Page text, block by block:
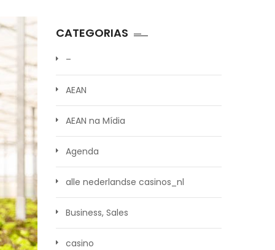
CATEGORIAS
–
AEAN
AEAN na Mídia
Agenda
alle nederlandse casinos_nl
Business, Sales
casino